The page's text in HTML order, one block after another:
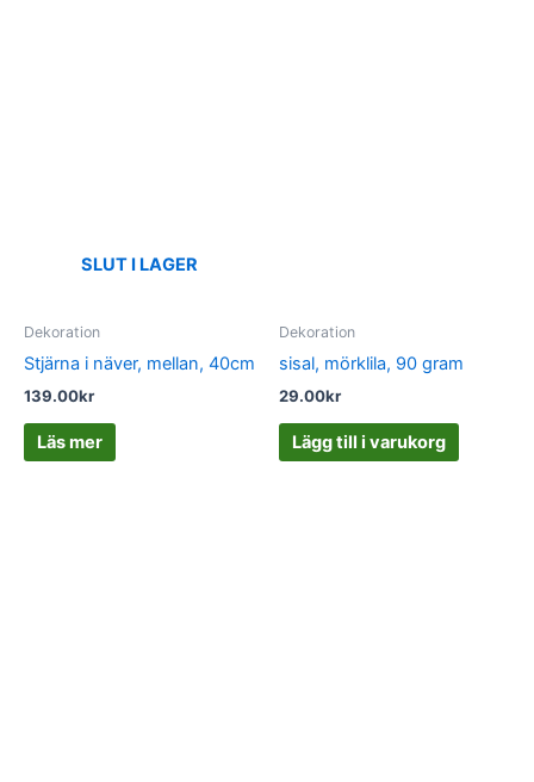
SLUT I LAGER
Dekoration
Stjärna i näver, mellan, 40cm
139.00kr
Läs mer
Dekoration
sisal, mörklila, 90 gram
29.00kr
Lägg till i varukorg